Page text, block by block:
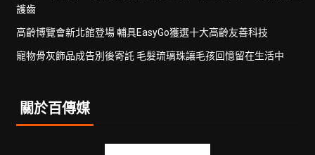
護齒
高齡博覽會新北館登場 輔具EasyGo獲選十大高齡友善科技
寵物骨灰飾品成告別後寄託 毛髮琉璃珠讓毛孩回憶留在生活中
關於百傳媒